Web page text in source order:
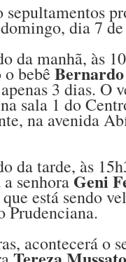
sepultamentos
dia 7
da manhã, às
o bebê
3 dias. O
sala 1 do
na avenida
da tarde, às
a senhoraGeni
está sendo
Prudenciana.
acontecerá o